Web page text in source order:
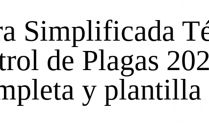
Simplificada
de Plagas
y plantilla